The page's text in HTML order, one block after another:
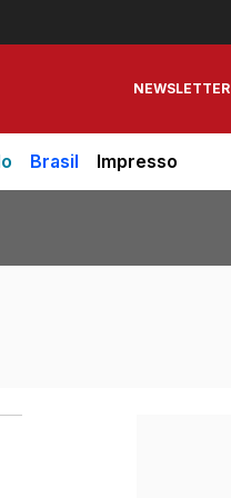
NEWSLETTER
Brasil Impresso